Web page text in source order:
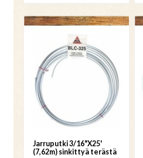
Jarruputki 3/16"X25'
(7,62m) sinkittyä terästä